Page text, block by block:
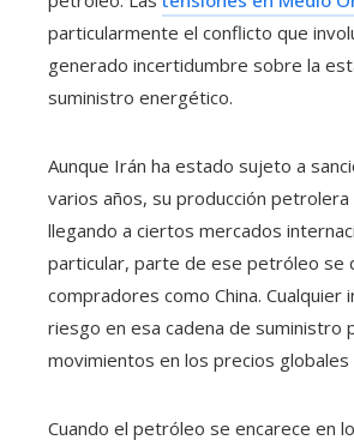
particularmente el conflicto que
generado incertidumbre sobre la
suministro energético.
Aunque Irán ha estado sujeto a
varios años, su producción petrolera
llegando a ciertos mercados
particular, parte de ese petróleo se
compradores como China. Cualquier
riesgo en esa cadena de suministro
movimientos en los precios globales
Cuando el petróleo se encarece en